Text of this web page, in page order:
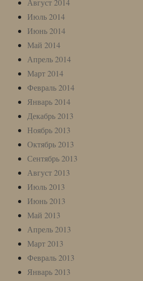
Август 2014
Июль 2014
Июнь 2014
Май 2014
Апрель 2014
Март 2014
Февраль 2014
Январь 2014
Декабрь 2013
Ноябрь 2013
Октябрь 2013
Сентябрь 2013
Август 2013
Июль 2013
Июнь 2013
Май 2013
Апрель 2013
Март 2013
Февраль 2013
Январь 2013